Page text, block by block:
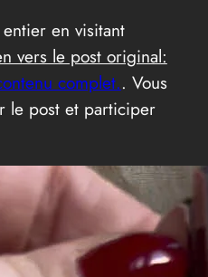
en visitant
vers le post original:
complet.. Vous
le post et participer